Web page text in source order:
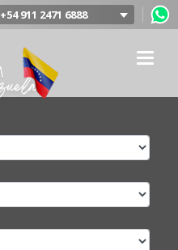
+54 911 2471 6888